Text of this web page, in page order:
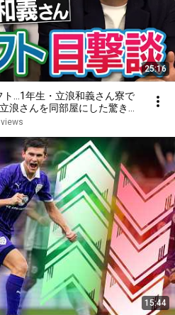
25:16
ト…1年生・立浪和義さん寮で
浪さんを同部屋にした驚きの
笑撃人生!?立浪さんもPL炒飯
15:44